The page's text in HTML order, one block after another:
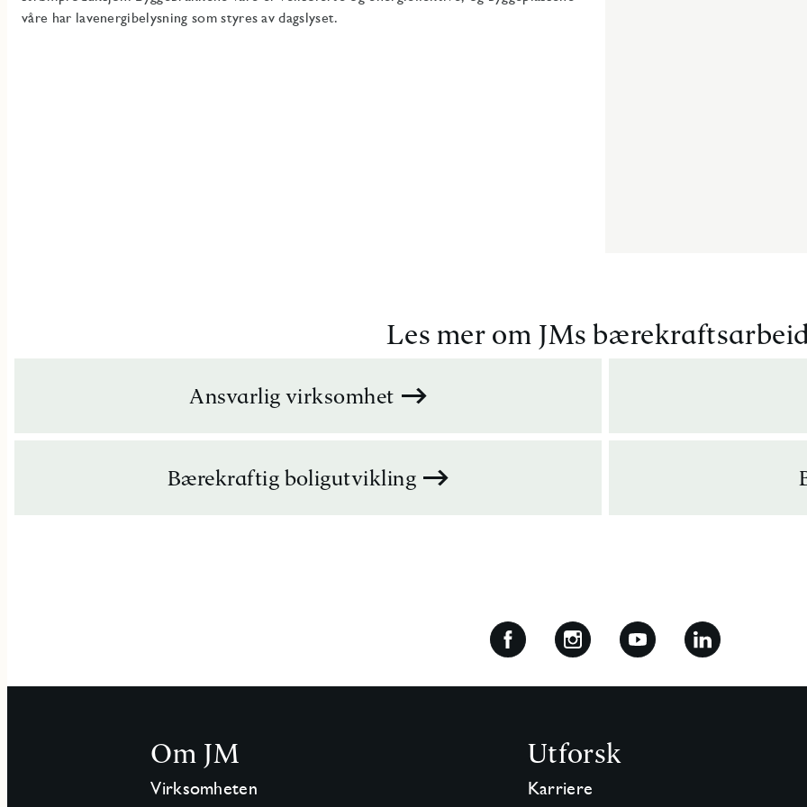
våre har lavenergibelysning som styres av dagslyset.
Les mer om JMs
Ansvarlig virksomhet
Bærekraftig boligutvikling
Om JM
Virksomheten
Utforsk
Karriere